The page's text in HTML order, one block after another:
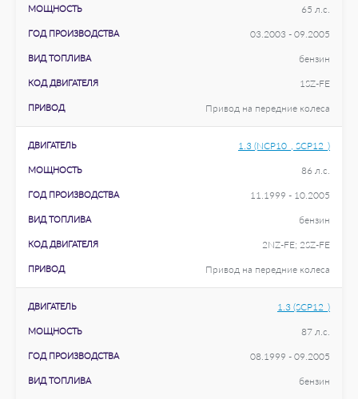
МОЩНОСТЬ 65 л.с.
ГОД ПРОИЗВОДСТВА 03.2003 - 09.2005
ВИД ТОПЛИВА бензин
КОД ДВИГАТЕЛЯ 1SZ-FE
ПРИВОД Привод на передние колеса
ДВИГАТЕЛЬ 1.3 (NCP10_, SCP12_)
МОЩНОСТЬ 86 л.с.
ГОД ПРОИЗВОДСТВА 11.1999 - 10.2005
ВИД ТОПЛИВА бензин
КОД ДВИГАТЕЛЯ 2NZ-FE; 2SZ-FE
ПРИВОД Привод на передние колеса
ДВИГАТЕЛЬ 1.3 (SCP12_)
МОЩНОСТЬ 87 л.с.
ГОД ПРОИЗВОДСТВА 08.1999 - 09.2005
ВИД ТОПЛИВА бензин